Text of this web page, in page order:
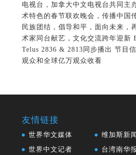
电视台，加拿大中文电视台共同主
术特色的春节联欢晚会，传播中国
民族团结，倡导和平，面向未来，
术家同台献艺，文化交流跨年迎新
Telus 2836 & 2813同步播出 节目
观众和全球亿万观众收看
友情链接
世界华文媒体
世界中文记者
维加斯新
台湾南华